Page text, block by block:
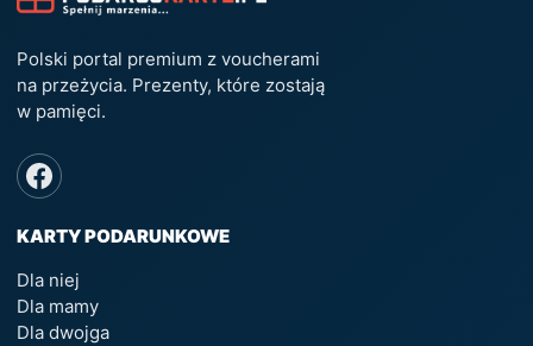
Polski portal premium z voucherami
na przeżycia. Prezenty, które zostają
w pamięci.
KARTY PODARUNKOWE
Dla niej
Dla mamy
Dla dwojga